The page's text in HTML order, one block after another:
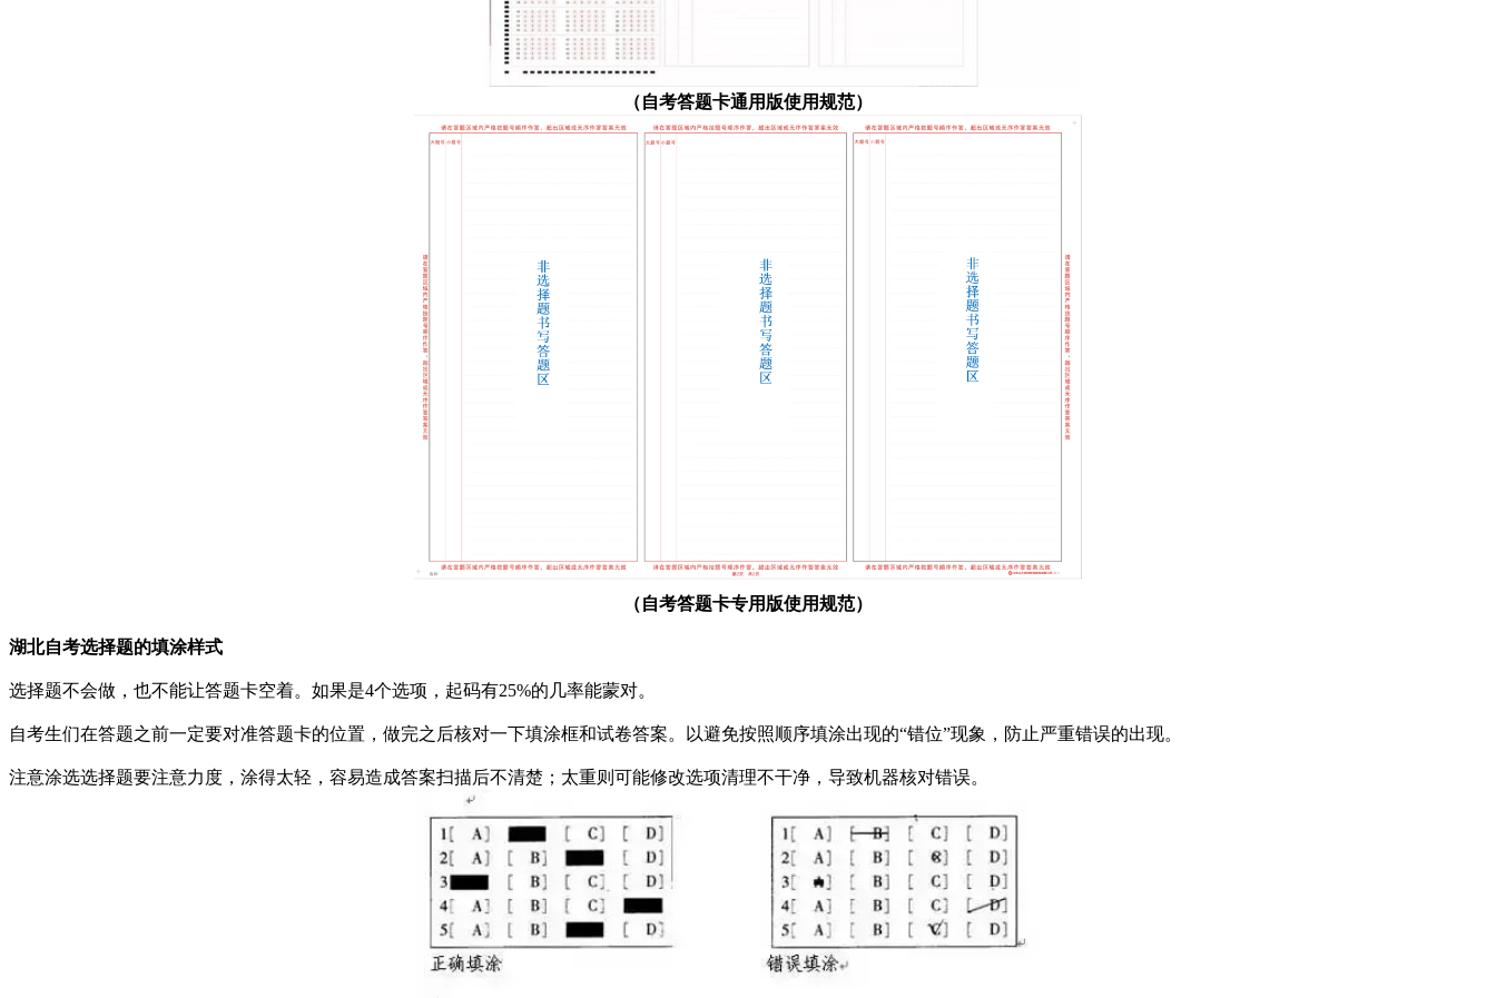
（自考答题卡通用版使用规范）
（自考答题卡专用版使用规范）
湖北自考选择题的填涂样式
选择题不会做，也不能让答题卡空着。如果是4个选项，起码有25%的几率能蒙对。
自考生们在答题之前一定要对准答题卡的位置，做完之后核对一下填涂框和试卷答案。以避免按照顺序填涂出现的“错位”现象，防止严重错误的出现。
注意涂选选择题要注意力度，涂得太轻，容易造成答案扫描后不清楚；太重则可能修改选项清理不干净，导致机器核对错误。